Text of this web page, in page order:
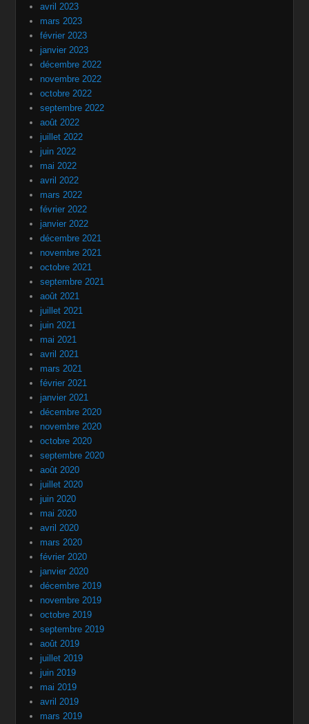
avril 2023
mars 2023
février 2023
janvier 2023
décembre 2022
novembre 2022
octobre 2022
septembre 2022
août 2022
juillet 2022
juin 2022
mai 2022
avril 2022
mars 2022
février 2022
janvier 2022
décembre 2021
novembre 2021
octobre 2021
septembre 2021
août 2021
juillet 2021
juin 2021
mai 2021
avril 2021
mars 2021
février 2021
janvier 2021
décembre 2020
novembre 2020
octobre 2020
septembre 2020
août 2020
juillet 2020
juin 2020
mai 2020
avril 2020
mars 2020
février 2020
janvier 2020
décembre 2019
novembre 2019
octobre 2019
septembre 2019
août 2019
juillet 2019
juin 2019
mai 2019
avril 2019
mars 2019